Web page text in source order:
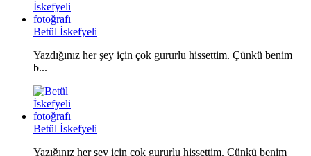
Betül İskefyeli
Yazdığınız her şey için çok gururlu hissettim. Çünkü benim
b...
Betül İskefyeli
Yazığınız her şey için çok gururlu hissettim. Çünkü benim